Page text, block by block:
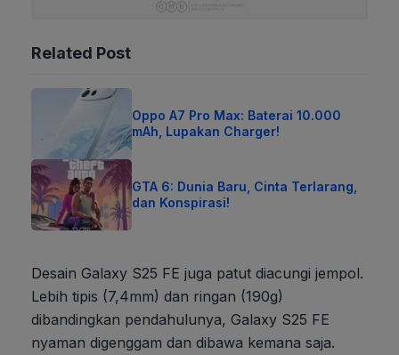
Related Post
Oppo A7 Pro Max: Baterai 10.000
mAh, Lupakan Charger!
GTA 6: Dunia Baru, Cinta Terlarang,
dan Konspirasi!
Desain Galaxy S25 FE juga patut diacungi jempol.
Lebih tipis (7,4mm) dan ringan (190g)
dibandingkan pendahulunya, Galaxy S25 FE
nyaman digenggam dan dibawa kemana saja.